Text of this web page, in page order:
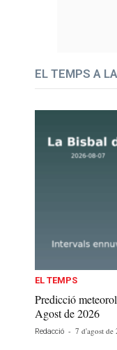
EL TEMPS A
EL TEMPS
Predicció
Agost de 2026
Redacció - 7 d'agost de